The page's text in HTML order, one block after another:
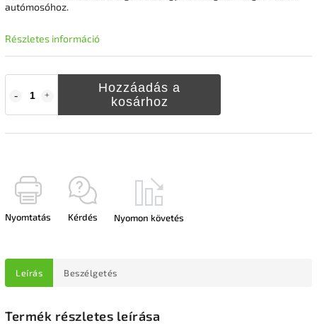
Hozzáadás a
kosárhoz
autómosóhoz.
Részletes információ
Nyomtatás Kérdés Nyomon követés
Leírás Beszélgetés
Termék részletes leírása